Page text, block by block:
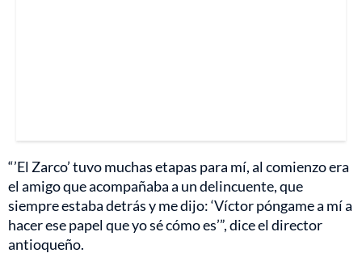
“’El Zarco’ tuvo muchas etapas para mí, al comienzo era
el amigo que acompañaba a un delincuente, que
siempre estaba detrás y me dijo: ‘Víctor póngame a mí a
hacer ese papel que yo sé cómo es’”, dice el director
antioqueño.